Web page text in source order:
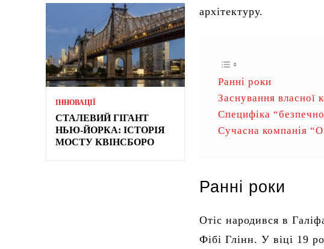
ІННОВАЦІЇ
СТАЛЕВИЙ ГІГАНТ
НЬЮ-ЙОРКА: ІСТОРІЯ
МОСТУ КВІНСБОРО
архітектуру.
Ранні роки
Заснування власної
Специфіка
Сучасна компанія
Ранні роки
Отіс народився в
Фібі Глінн. У віці 19